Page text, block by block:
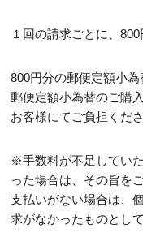
１回の請求ごとに、800
800円分の郵便定額小為
郵便定額小為替のご購
お客様にてご負担くださ
※手数料が不足してい
った場合は、その旨を
支払いがない場合は、
求がなかったものとし